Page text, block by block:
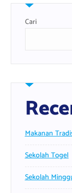
Cari
Makanan
Sekolah Togel
Sekolah